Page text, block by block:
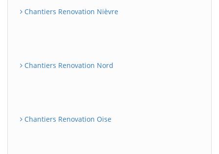
Chantiers Renovation Nièvre
Chantiers Renovation Nord
Chantiers Renovation Oise